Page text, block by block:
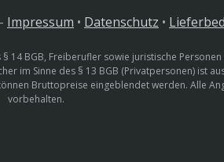
Impressum • Datenschutz •
BGB, Freiberufler sowie juristische
im Sinne des § 13 BGB (Privatpersonen) ist
Bruttopreise eingeblendet werden. Alle
vorbehalten.